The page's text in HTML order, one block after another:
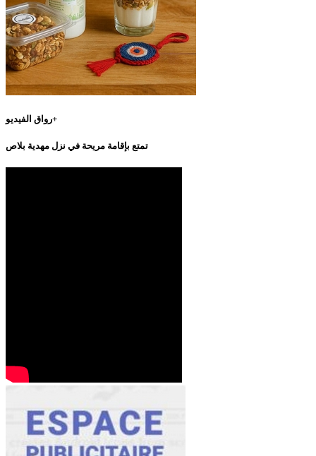
رواق الفيديو+
تمتع بإقامة مريحة في نزل مهدية بلاص